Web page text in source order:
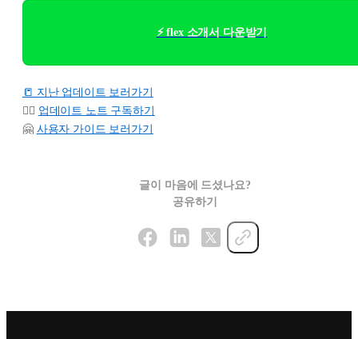
⚡ flex 소개서 다운받기
📒 지난 업데이트 보러가기
👉🏻 업데이트 노트 구독하기
🤗 사용자 가이드 보러가기
글이 마음에 드셨나요?
공유하기